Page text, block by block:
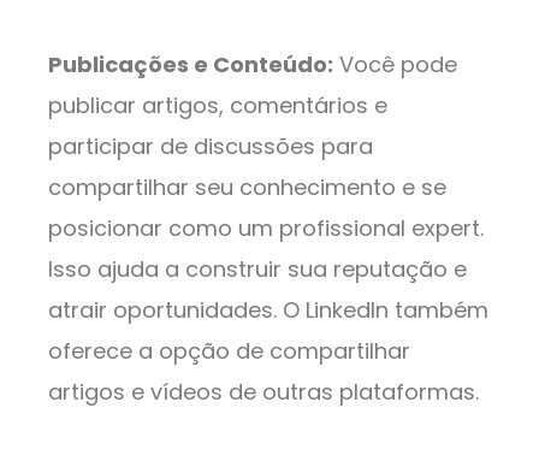
Publicações e Conteúdo: Você pode
publicar artigos, comentários e
participar de discussões para
compartilhar seu conhecimento e se
posicionar como um profissional expert.
Isso ajuda a construir sua reputação e
atrair oportunidades. O LinkedIn também
oferece a opção de compartilhar
artigos e vídeos de outras plataformas.